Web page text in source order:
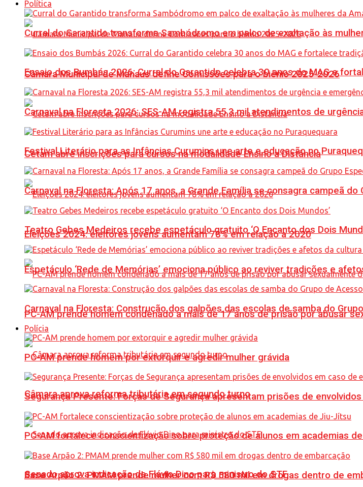
Política
Câmara Municipal de Manaus define Comissões para o biênio 2025-2026
Cetam abre inscrições para cursos na modalidade Ensino a Distância
Eleições 2024: eleitores jovens aumentam 78% em relação a 2020
PC-AM prende homem condenado a mais de 17 anos de prisão por abusar
Câmara aprova reforma tributária em segundo turno
Senado aprova indicação de Flávio Dino para ministro do STF
Curral do Garantido transforma Sambódromo em palco de exaltação às
Ensaio dos Bumbás 2026: Curral do Garantido celebra 30 anos do MAG e
Carnaval na Floresta 2026: SES-AM registra 55,3 mil atendimentos de
Festival Literário para as Infâncias Curumins une arte e educação no
Carnaval na Floresta: Após 17 anos, a Grande Família se consagra campeã do
Teatro Gebes Medeiros recebe espetáculo gratuito ‘O Encanto dos Dois
Espetáculo ‘Rede de Memórias’ emociona público ao reviver tradições e
Carnaval na Floresta: Construção dos galpões das escolas de samba do
Polícia
PC-AM prende homem por extorquir e agredir mulher grávida
Segurança Presente: Forças de Segurança apresentam prisões de
PC-AM fortalece conscientização sobre proteção de alunos em academias
Base Arpão 2: PMAM prende mulher com R$ 580 mil em drogas dentro de